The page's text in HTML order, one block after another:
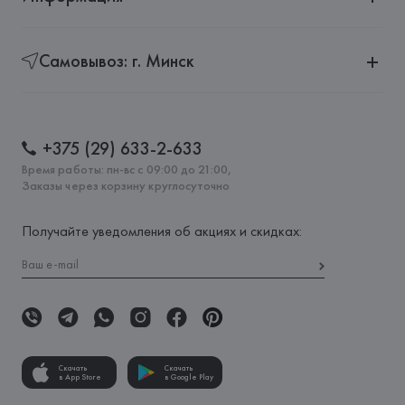
Самовывоз: г. Минск
+375 (29) 633-2-633
Время работы: пн-вс с 09:00 до 21:00,
Заказы через корзину круглосуточно
Получайте уведомления об акциях и скидках:
Скачать
в App Store
Скачать
в Google Play